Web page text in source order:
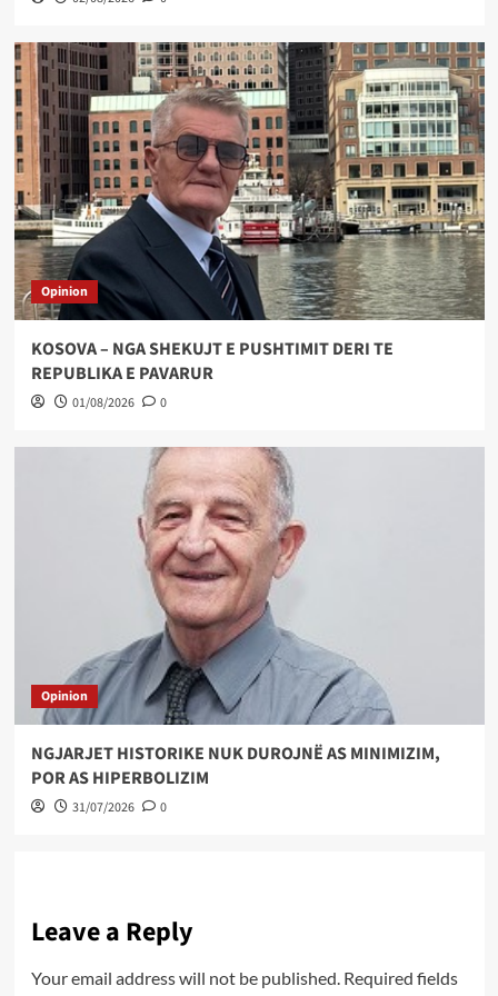
Opinion
KOSOVA – NGA SHEKUJT E PUSHTIMIT DERI TE
REPUBLIKA E PAVARUR
01/08/2026 0
Opinion
NGJARJET HISTORIKE NUK DUROJNË AS MINIMIZIM,
POR AS HIPERBOLIZIM
31/07/2026 0
Leave a Reply
Your email address will not be published. Required fields